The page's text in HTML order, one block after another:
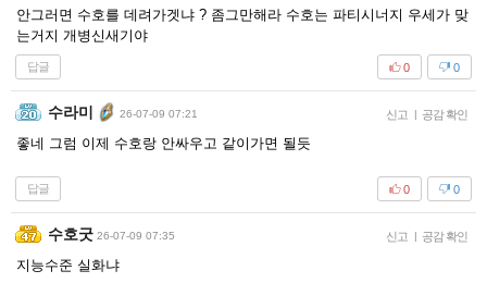
안그러면 수호를 데려가겟냐 ? 좀그만해라 수호는 파티시너지 우세가 맞
는거지 개병신새기야
답글 0
0
수라미 26-07-09 07:21 신고 | 공감 확인
좋네 그럼 이제 수호랑 안싸우고 같이가면 될듯
답글 0
0
수호굿 26-07-09 07:35 신고 | 공감 확인
지능수준 실화냐